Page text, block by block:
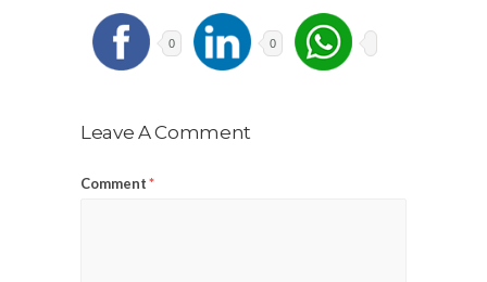
0 0
Leave A Comment
Comment*